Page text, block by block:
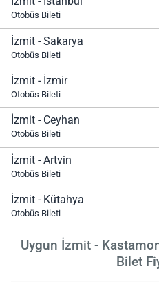
Otobüs Bileti
İzmit - Sakarya
Otobüs Bileti
İzmit - İzmir
Otobüs Bileti
İzmit - Ceyhan
Otobüs Bileti
İzmit - Artvin
Otobüs Bileti
İzmit - Kütahya
Otobüs Bileti
Uygun İzmit -
Bilet